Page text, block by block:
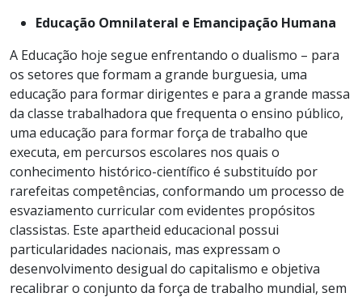
Educação Omnilateral e Emancipação Humana
A Educação hoje segue enfrentando o dualismo – para
os setores que formam a grande burguesia, uma
educação para formar dirigentes e para a grande massa
da classe trabalhadora que frequenta o ensino público,
uma educação para formar força de trabalho que
executa, em percursos escolares nos quais o
conhecimento histórico-científico é substituído por
rarefeitas competências, conformando um processo de
esvaziamento curricular com evidentes propósitos
classistas. Este apartheid educacional possui
particularidades nacionais, mas expressam o
desenvolvimento desigual do capitalismo e objetiva
recalibrar o conjunto da força de trabalho mundial, sem